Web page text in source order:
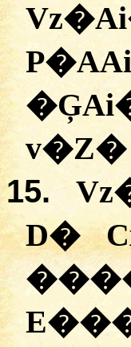
15.
D�